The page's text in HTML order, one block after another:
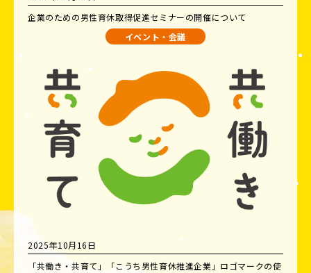
企業のための男性育休取得促進セミナーの開催について
イベント・会議
2025年10月16日
「共働き・共育て」「こうち男性育休推進企業」ロゴマークの使